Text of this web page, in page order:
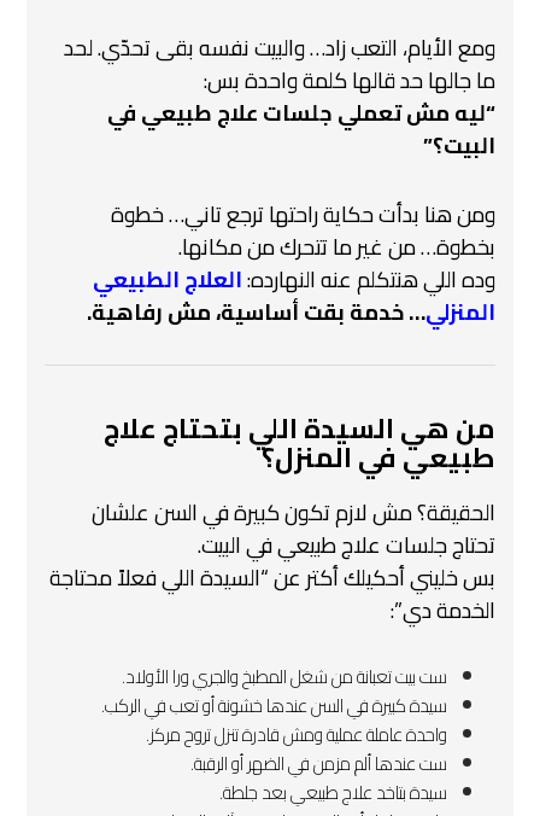
ومع الأيام، التعب زاد… والبيت نفسه بقى تحدّي.لحد
ما جالها حد قالها كلمة واحدة بس:
“ليه مش تعملي جلسات علاج طبيعي في
البيت؟”
ومن هنا بدأت حكاية راحتها ترجع تاني… خطوة
بخطوة… من غير ما تتحرك من مكانها.
وده اللي هنتكلم عنه النهارده:العلاج الطبيعي
المنزلي… خدمة بقت أساسية، مش رفاهية.
من هي السيدة اللي بتحتاج علاج
طبيعي في المنزل؟
الحقيقة؟ مش لازم تكون كبيرة في السن علشان
تحتاج جلسات علاج طبيعي في البيت.
بس خليني أحكيلك أكتر عن “السيدة اللي فعلاً محتاجة
الخدمة دي”:
ست بيت تعبانة من شغل المطبخ والجري ورا الأولاد.
سيدة كبيرة في السن عندها خشونة أو تعب في الركب.
واحدة عاملة عملية ومش قادرة تنزل تروح مركز.
ست عندها ألم مزمن في الضهر أو الرقبة.
سيدة بتاخد علاج طبيعي بعد جلطة.